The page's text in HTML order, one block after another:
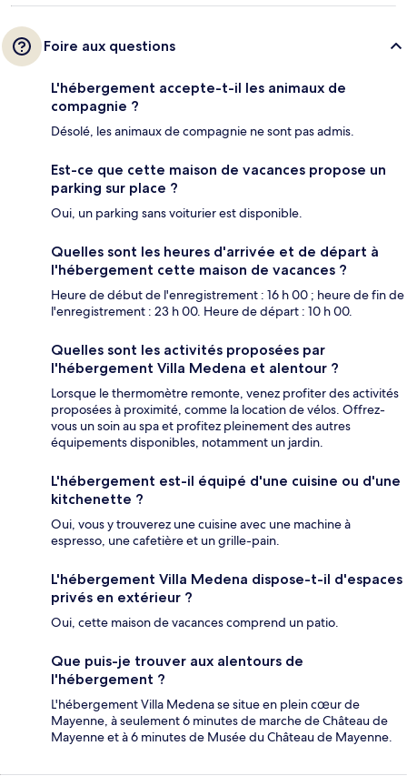
Foire aux questions
L'hébergement accepte-t-il les animaux de
compagnie ?
Désolé, les animaux de compagnie ne sont pas admis.
Est-ce que cette maison de vacances propose un
parking sur place ?
Oui, un parking sans voiturier est disponible.
Quelles sont les heures d'arrivée et de départ à
l'hébergement cette maison de vacances ?
Heure de début de l'enregistrement : 16 h 00 ; heure de fin de
l'enregistrement : 23 h 00. Heure de départ : 10 h 00.
Quelles sont les activités proposées par
l'hébergement Villa Medena et alentour ?
Lorsque le thermomètre remonte, venez profiter des activités
proposées à proximité, comme la location de vélos. Offrez-
vous un soin au spa et profitez pleinement des autres
équipements disponibles, notamment un jardin.
L'hébergement est-il équipé d'une cuisine ou d'une
kitchenette ?
Oui, vous y trouverez une cuisine avec une machine à
espresso, une cafetière et un grille-pain.
L'hébergement Villa Medena dispose-t-il d'espaces
privés en extérieur ?
Oui, cette maison de vacances comprend un patio.
Que puis-je trouver aux alentours de
l'hébergement ?
L'hébergement Villa Medena se situe en plein cœur de
Mayenne, à seulement 6 minutes de marche de Château de
Mayenne et à 6 minutes de Musée du Château de Mayenne.